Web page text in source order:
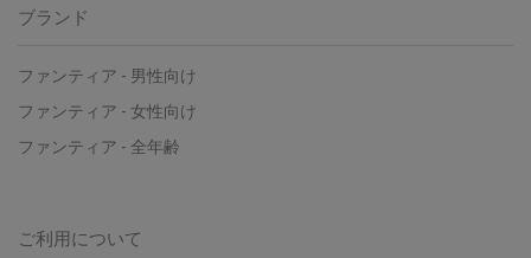
ブランド
ファンティア - 男性向け
ファンティア - 女性向け
ファンティア - 全年齢
ご利用について